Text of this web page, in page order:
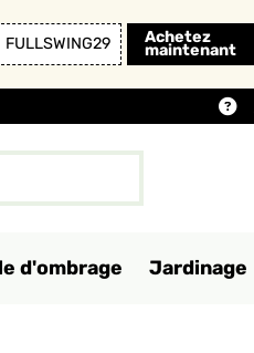
FULLSWING29 Achetez
maintenant
d'ombrage Jardinage